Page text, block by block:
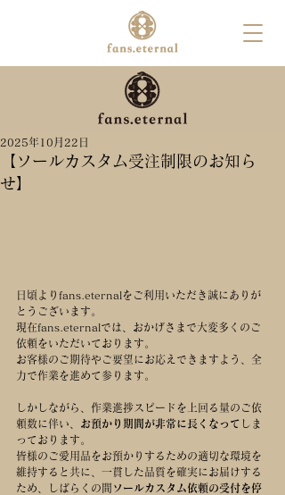
【ソールカスタム受注制限のお知ら
せ】
2025年10月22日
日頃よりfans.eternalをご利用いただき誠にありが
とうございます。
現在fans.eternalでは、おかげさまで大変多くのご
依頼をいただいております。
お客様のご期待やご要望にお応えできますよう、全
力で作業を進めて参ります。
しかしながら、作業進捗スピードを上回る量のご依
頼数に伴い、 お預かり期間が非常に長くなって しま
っております。
皆様のご愛用品をお預かりするための適切な環境を
維持すると共に、一貫した品質を確実にお届けする
ため、しばらくの間 ソールカスタム依頼の受付を停